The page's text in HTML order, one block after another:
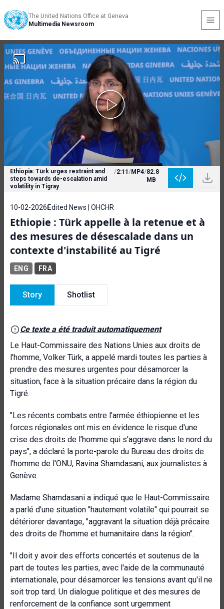
The United Nations Office at Geneva
Multimedia Newsroom
Ethiopia: Türk urges restraint and
steps towards de-escalation amid
volatility in Tigray
/2:11/MP4/82.8
MB
10-02-2026 Edited News | OHCHR
Ethiopie : Türk appelle à la retenue et à
des mesures de désescalade dans un
contexte d'instabilité au Tigré
ENG FRA
Story Shotlist
Ce texte a été traduit automatiquement
Le Haut-Commissaire des Nations Unies aux droits de
l'homme, Volker Türk, a appelé mardi toutes les parties à
prendre des mesures urgentes pour désamorcer la
situation, face à la situation précaire dans la région du
Tigré.
"Les récents combats entre l'armée éthiopienne et les
forces régionales ont mis en évidence le risque d'une
crise des droits de l'homme qui s'aggrave dans le nord du
pays", a déclaré la porte-parole du Bureau des droits de
l'homme de l'ONU, Ravina Shamdasani, aux journalistes à
Genève.
Madame Shamdasani a indiqué que le Haut-Commissaire
a parlé d'une situation "hautement volatile" qui pourrait se
détériorer davantage, "aggravant la situation déjà précaire
des droits de l'homme et humanitaire dans la région".
"Il doit y avoir des efforts concertés et soutenus de la
part de toutes les parties, avec l'aide de la communauté
internationale, pour désamorcer les tensions avant qu'il ne
soit trop tard. Un dialogue politique et des mesures de
renforcement de la confiance sont urgemment